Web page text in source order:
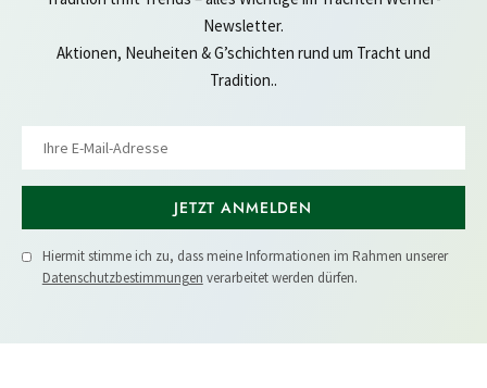
Newsletter.
Aktionen, Neuheiten & G’schichten rund um Tracht und
Tradition..
JETZT ANMELDEN
Hiermit stimme ich zu, dass meine Informationen im Rahmen unserer
Datenschutzbestimmungen verarbeitet werden dürfen.